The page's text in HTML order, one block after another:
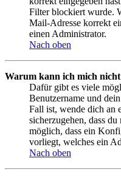
Filter blockiert wurde.
Mail-Adresse korrekt
einen Administrator.
Nach oben
Warum kann ich mich nicht
Dafür gibt es viele
Benutzername und
Fall ist, wende dich an
sicherzugehen, dass
möglich, dass ein
vorliegt, welches ein
Nach oben